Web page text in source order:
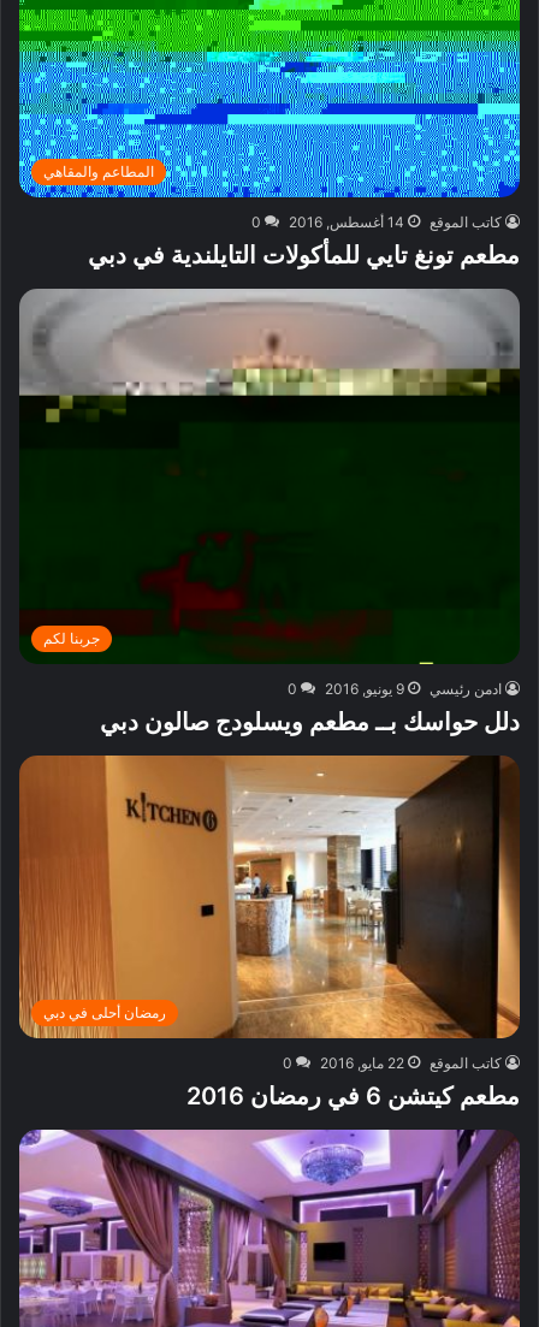
المطاعم والمقاهي
كاتب الموقع 14 أغسطس, 2016 0
مطعم تونغ تايي للمأكولات التايلندية في دبي
جربنا لكم
ادمن رئيسي 9 يونيو, 2016 0
دلل حواسك بــ مطعم ويسلودج صالون دبي
رمضان أحلى في دبي
كاتب الموقع 22 مايو, 2016 0
مطعم كيتشن 6 في رمضان 2016